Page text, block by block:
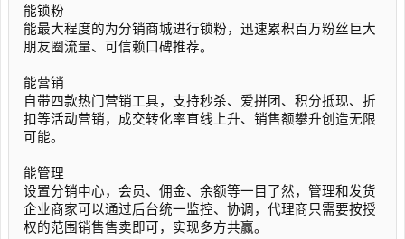
能锁粉
能最大程度的为分销商城进行锁粉，迅速累积百万粉丝巨大
朋友圈流量、可信赖口碑推荐。
能营销
自带四款热门营销工具，支持秒杀、爱拼团、积分抵现、折
扣等活动营销，成交转化率直线上升、销售额攀升创造无限
可能。
能管理
设置分销中心，会员、佣金、余额等一目了然，管理和发货
企业商家可以通过后台统一监控、协调，代理商只需要按授
权的范围销售售卖即可，实现多方共赢。